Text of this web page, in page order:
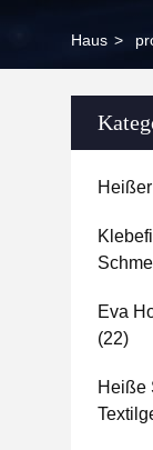
Haus >
Eva
(22)
Heiße